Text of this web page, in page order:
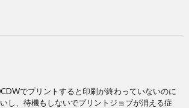
でプリントすると印刷が終わっていないのに
し、待機もしないでプリントジョブが消える症